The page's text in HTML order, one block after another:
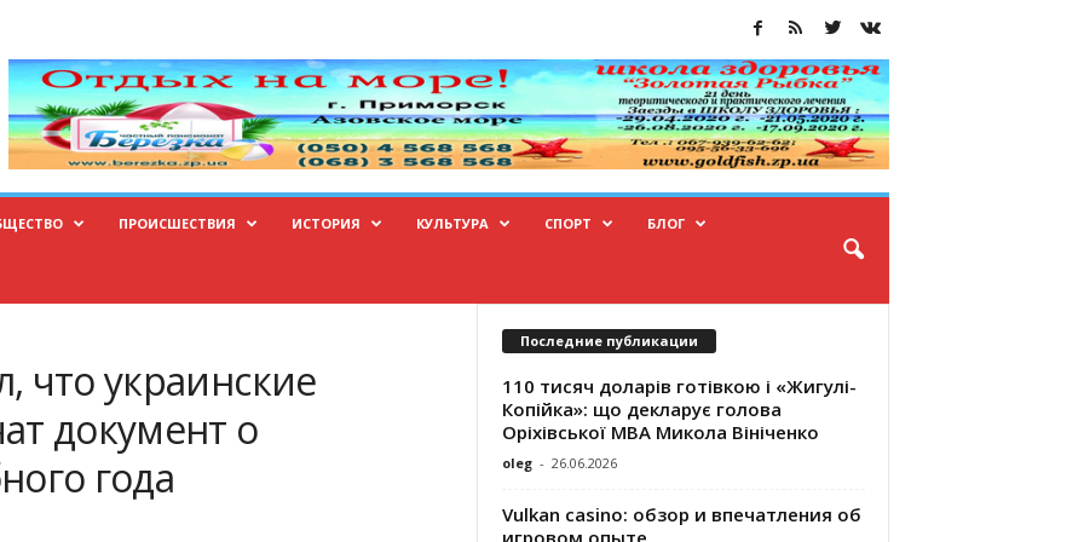
ПРОИСШЕСТВИЯ ИСТОРИЯ КУЛЬТУРА СПОРТ БЛОГ
что украинские
документ о
года
Последние публикации
110 тисяч доларів готівкою і «Жигулі-
Копійка»: що декларує голова
Оріхівської МВА Микола Вініченко
oleg - 26.06.2026
Vulkan casino: обзор и впечатления об
игровом опыте